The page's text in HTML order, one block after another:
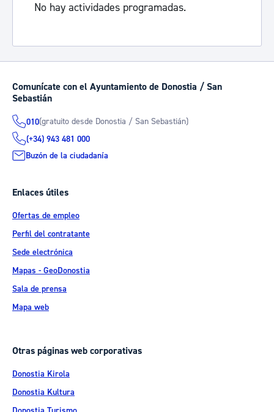
No hay actividades programadas.
Comunícate con el Ayuntamiento de Donostia / San
Sebastián
010(gratuito desde Donostia / San Sebastián)
(+34) 943 481 000
Buzón de la ciudadanía
Enlaces útiles
Ofertas de empleo
Perfil del contratante
Sede electrónica
Mapas - GeoDonostia
Sala de prensa
Mapa web
Otras páginas web corporativas
Donostia Kirola
Donostia Kultura